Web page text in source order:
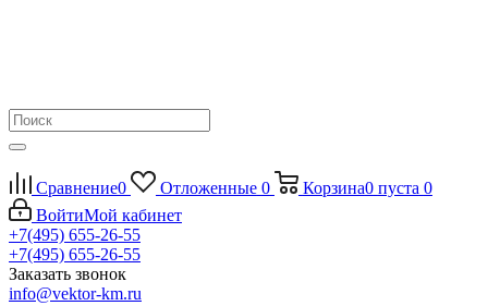
Сравнение0 Отложенные 0 Корзина0 пуста 0
ВойтиМой кабинет
+7(495) 655-26-55
+7(495) 655-26-55
Заказать звонок
info@vektor-km.ru